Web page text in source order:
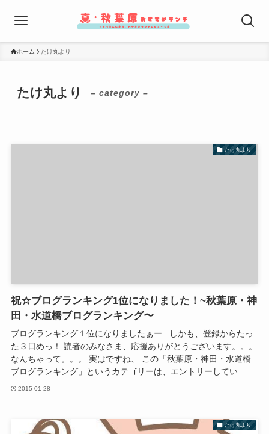
ホーム たけ丸より
たけ丸より – category –
たけ丸より
祝☆ブログランキング1位になりました！~秋葉原・神
田・水道橋ブログランキング〜
ブログランキング１位になりましたぁー しかも、登録からたっ
た３日めっ！ 読者のみなさま、応援ありがとうございます。。。
なんちゃって。。。 実はですね、 この「秋葉原・神田・水道橋
ブログランキング」というカテゴリーは、エントリーしてい...
2015-01-28
たけ丸より